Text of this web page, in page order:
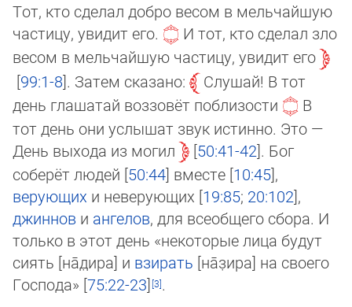
Тот, кто сделал добро весом в мельчайшую
частицу, уви­дит его.
И тот, кто сделал зло
весом в мельчайшую частицу, уви­дит его
99:1-8 . Затем сказано:
Слушай! В тот
день глашатай воззовёт поблизости
В
тот день они услышат звук ис­тин­но. Это —
День выхода из могил
50:41-42 . Бог
соберёт людей [50:44] вместе [10:45],
верующих и неверующих [19:85; 20:102],
джиннов и ангелов, для всеобщего сбора. И
только в этот день «некоторые лица будут
сиять [на̄­д̣и­ра] и взирать [на̄­з̣и­ра] на своего
Господа» [75:22-23]
.